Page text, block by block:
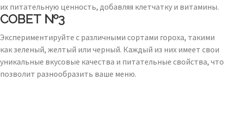
их питательную ценность, добавляя клетчатку и витамины.
СОВЕТ №3
Экспериментируйте с различными сортами гороха, такими
как зеленый, желтый или черный. Каждый из них имеет свои
уникальные вкусовые качества и питательные свойства, что
позволит разнообразить ваше меню.